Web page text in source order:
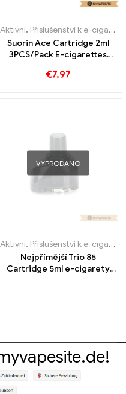
,Výparník
Aktivní, Příslušenství k e-cigaretám
Suorin Ace Cartridge 2ml
3PCS/Pack E-cigarettes
€7.97
,Výparník
VYPRODÁNO
Aktivní, Příslušenství k e-cigaretám
Nejpřímější Trio 85
Cartridge 5ml e-cigarety